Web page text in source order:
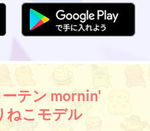
テン mornin'
ねこモデル